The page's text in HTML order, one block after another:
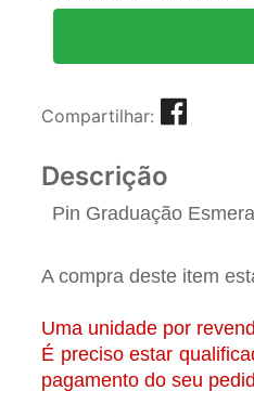
Compartilhar:
Descrição
Pin Graduação
A compra deste item
Uma unidade por
É preciso estar
pagamento do seu